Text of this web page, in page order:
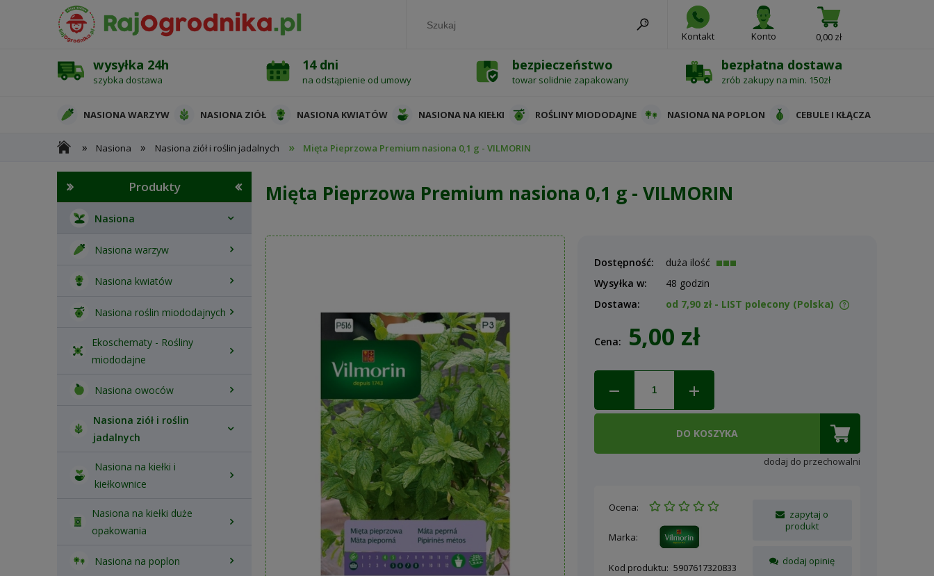
Kontakt Konto 0,00 zł
wysyłka 24h
szybka dostawa
14 dni
na odstąpienie od umowy
bezpieczeństwo
towar solidnie zapakowany
bezpłatna dostawa
zrób zakupy na min. 150zł
NASIONA WARZYW NASIONA ZIÓŁ NASIONA KWIATÓW NASIONA NA KIEŁKI ROŚLINY MIODODAJNE NASIONA NA POPLON CEBULE I KŁĄCZA
OCHRONA ROŚLIN
» Nasiona » Nasiona ziół i roślin jadalnych » Mięta Pieprzowa Premium nasiona 0,1 g - VILMORIN
Produkty
Nasiona
Nasiona warzyw
Nasiona kwiatów
Nasiona roślin miododajnych
Ekoschematy - Rośliny
miododajne
Nasiona owoców
Nasiona ziół i roślin
jadalnych
Nasiona na kiełki i
kiełkownice
Nasiona na kiełki duże
opakowania
Nasiona na poplon
Mięta Pieprzowa Premium nasiona 0,1 g - VILMORIN
Dostępność:
duża ilość
Wysyłka w:
48 godzin
Dostawa:
od 7,90 zł - LIST polecony (Polska)
Cena nie zawiera ewentualnych
kosztów płatności
Cena: 5,00 zł
DO KOSZYKA
dodaj do przechowalni
Ocena:
Marka:
Kod produktu: 5907617320833
zapytaj o
produkt
dodaj opinię